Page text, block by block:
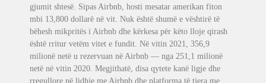
gjumit shtesë. Sipas Airbnb, hosti mesatar amerikan fiton
mbi 13,800 dollarë në vit. Nuk është shumë e vështirë të
bëhesh mikpritës i Airbnb dhe kërkesa për këto lloje qirash
është rritur vetëm vitet e fundit. Në vitin 2021, 356,9
milionë netë u rezervuan në Airbnb — nga 251,1 milionë
netë në vitin 2020. Megjithatë, disa qytete kanë ligje dhe
rregullore në lidhje me Airbnb dhe platforma të tjera me